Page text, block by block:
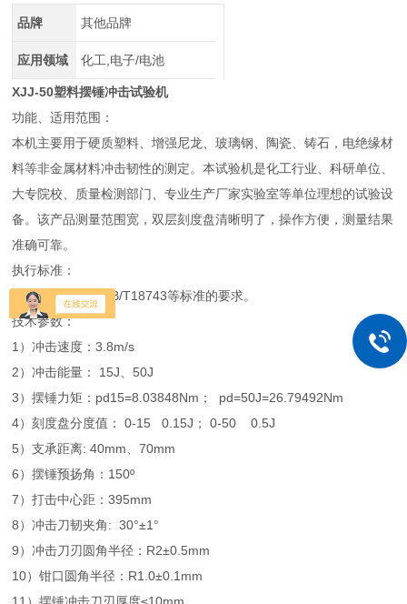
品牌 其他品牌
应用领域 化工,电子/电池
XJJ-50塑料摆锤冲击试验机
功能、适用范围：
本机主要用于硬质塑料、增强尼龙、玻璃钢、陶瓷、铸石，电绝缘材
料等非金属材料冲击韧性的测定。本试验机是化工行业、科研单位、
大专院校、质量检测部门、专业生产厂家实验室等单位理想的试验设
备。该产品测量范围宽，双层刻度盘清晰明了，操作方便，测量结果
准确可靠。
执行标准：
符合ISO9854、GB/T18743等标准的要求。
技术参数：
1）冲击速度：3.8m/s
2）冲击能量： 15J、50J
3）摆锤力矩：pd15=8.03848Nm； pd=50J=26.79492Nm
4）刻度盘分度值： 0-15 0.15J； 0-50 0.5J
5）支承距离: 40mm、70mm
6）摆锤预扬角：150º
7）打击中心距：395mm
8）冲击刀韧夹角: 30°±1°
9）冲击刀刃圆角半径：R2±0.5mm
10）钳口圆角半径：R1.0±0.1mm